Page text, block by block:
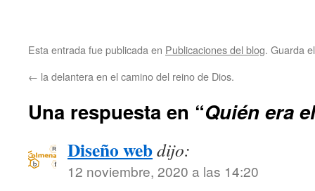
Esta entrada fue publicada en Publicaciones del blog. Guarda
← la delantera en el camino del reino de Dios.
Una respuesta en “Quién era
Diseño webdijo:
12 noviembre, 2020 a las 14:20